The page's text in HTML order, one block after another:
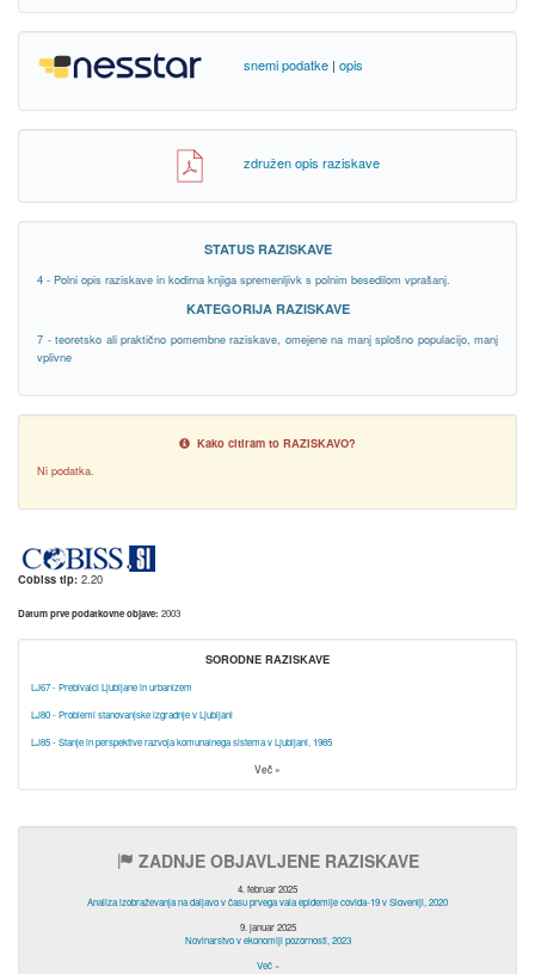
snemi podatke |opis
združen opis raziskave
STATUS RAZISKAVE
4 - Polni opis raziskave in kodirna knjiga spremenljivk s polnim besedilom vprašanj.
KATEGORIJA RAZISKAVE
7 - teoretsko ali praktično pomembne raziskave, omejene na manj splošno populacijo, manj
vplivne
Kako citiram to RAZISKAVO?
Ni podatka.
Cobiss tip: 2.20
Datum prve podatkovne objave: 2003
SORODNE RAZISKAVE
LJ67 - Prebivalci Ljubljane in urbanizem
LJ80 - Problemi stanovanjske izgradnje v Ljubljani
LJ85 - Stanje in perspektive razvoja komunalnega sistema v Ljubljani, 1985
Več »
ZADNJE OBJAVLJENE RAZISKAVE
4. februar 2025
Analiza izobraževanja na daljavo v času prvega vala epidemije covida-19 v Sloveniji, 2020
9. januar 2025
Novinarstvo v ekonomiji pozornosti, 2023
Več »